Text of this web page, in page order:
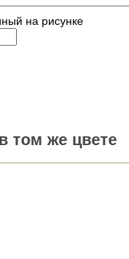
на рисунке
том же цвете